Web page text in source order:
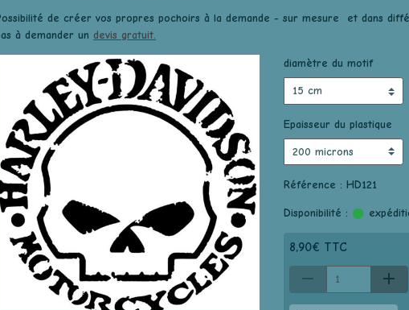
de créer vos propres pochoirs à la demande - sur mesure et dans
à demander un devis gratuit.
diamètre du motif
Epaisseur du plastique
Référence : HD121
Disponibilité :
8,90€ TTC